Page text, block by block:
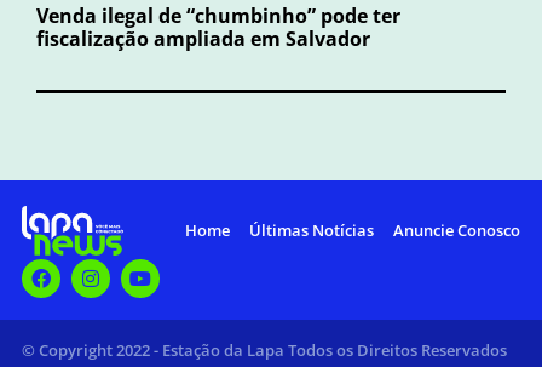
Venda ilegal de “chumbinho” pode ter
fiscalização ampliada em Salvador
Home Últimas Notícias Anuncie Conosco
© Copyright 2022 - Estação da Lapa Todos os Direitos Reservados